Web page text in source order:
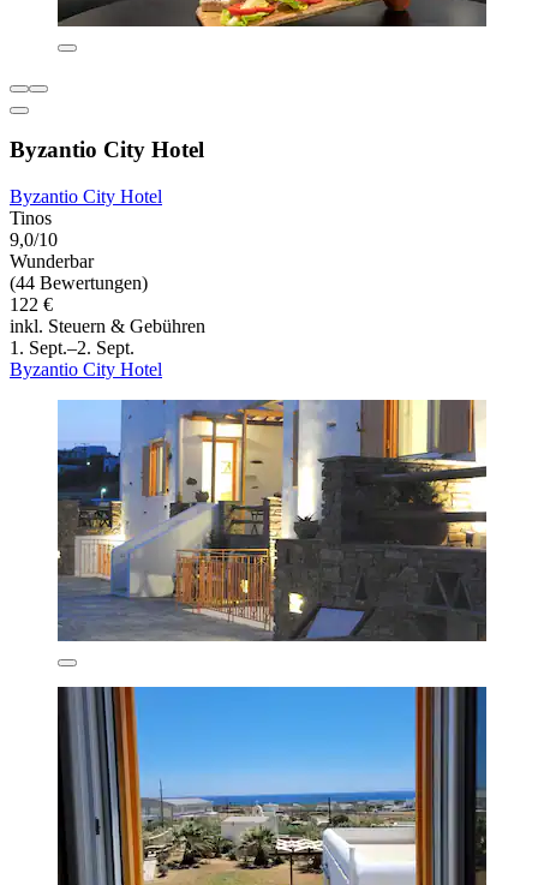
Byzantio City Hotel
Byzantio City Hotel
Tinos
9,0/10
Wunderbar
(44 Bewertungen)
122 €
inkl. Steuern & Gebühren
1. Sept.–2. Sept.
Byzantio City Hotel